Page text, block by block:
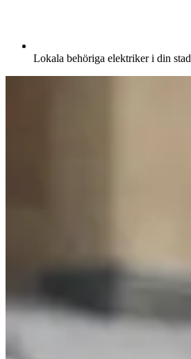
Lokala behöriga elektriker i din stad